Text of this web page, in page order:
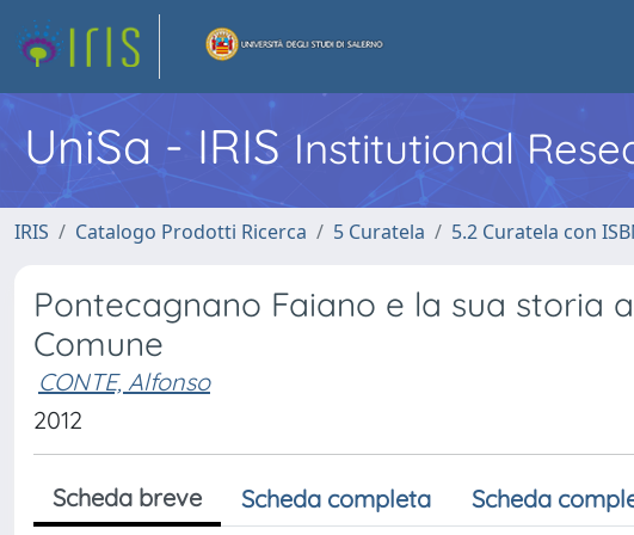
UniSa - IRIS Institutional
IRIS Catalogo Prodotti Ricerca 5 Curatela 5.2 Curatela con
Pontecagnano Faiano e la sua storia
Comune
CONTE, Alfonso
2012
Scheda breve Scheda completa Scheda